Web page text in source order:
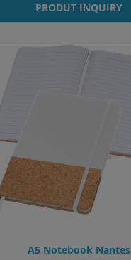
PRODUT INQUIRY
A5 Notebook Nantes